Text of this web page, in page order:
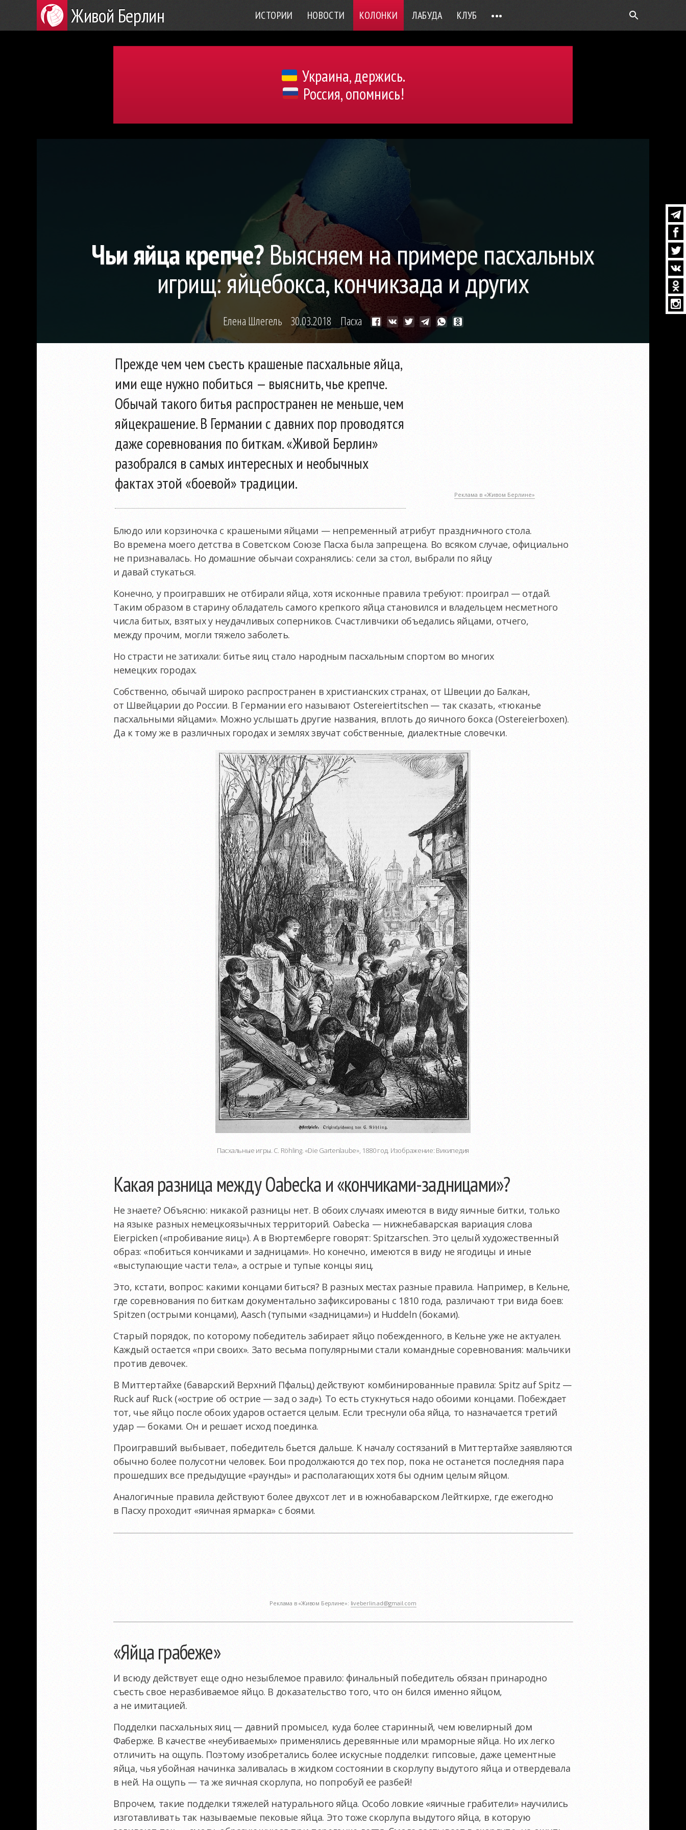
Живой Берлин ИСТОРИИ НОВОСТИ КОЛОНКИ ЛАБУДА КЛУБ •••
Украина, держись.
Россия, опомнись!
Чьи яйца крепче?Выясняем на примере пасхальных
игрищ: яйцебокса, кончикзада и других
Елена Шлегель 30.03.2018 Пасха
Прежде чем чем съесть крашеные пасхальные яйца,
ими еще нужно побиться — выяснить, чье крепче.
Обычай такого битья распространен не меньше, чем
яйцекрашение. В Германии с давних пор проводятся
даже соревнования по биткам. «Живой Берлин»
разобрался в самых интересных и необычных
фактах этой «боевой» традиции.
Реклама в «Живом Берлине»
Блюдо или корзиночка с крашеными яйцами — непременный атрибут праздничного стола.
Во времена моего детства в Советском Союзе Пасха была запрещена. Во всяком случае, официально
не признавалась. Но домашние обычаи сохранялись: сели за стол, выбрали по яйцу
и давай стукаться.
Конечно, у проигравших не отбирали яйца, хотя исконные правила требуют: проиграл — отдай.
Таким образом в старину обладатель самого крепкого яйца становился и владельцем несметного
числа битых, взятых у неудачливых соперников. Счастливчики объедались яйцами, отчего,
между прочим, могли тяжело заболеть.
Но страсти не затихали: битье яиц стало народным пасхальным спортом во многих
немецких городах.
Собственно, обычай широко распространен в христианских странах, от Швеции до Балкан,
от Швейцарии до России. В Германии его называют Ostereiertitschen — так сказать, «тюканье
пасхальными яйцами». Можно услышать другие названия, вплоть до яичного бокса (Ostereierboxen).
Да к тому же в различных городах и землях звучат собственные, диалектные словечки.
Пасхальные игры. C. Röhling. «Die Gartenlaube», 1880 год. Изображение: Википедия
Какая разница между Oabecka и «кончиками-задницами»?
Не знаете? Объясню: никакой разницы нет. В обоих случаях имеются в виду яичные битки, только
на языке разных немецкоязычных территорий. Oabecka — нижнебаварская вариация слова
Eierpicken («пробивание яиц»). А в Вюртемберге говорят: Spitzarschen. Это целый художественный
образ: «побиться кончиками и задницами». Но конечно, имеются в виду не ягодицы и иные
«выступающие части тела», а острые и тупые концы яиц.
Это, кстати, вопрос: какими концами биться? В разных местах разные правила. Например, в Кельне,
где соревнования по биткам документально зафиксированы с 1810 года, различают три вида боев:
Spitzen (острыми концами), Aasch (тупыми «задницами») и Huddeln (боками).
Старый порядок, по которому победитель забирает яйцо побежденного, в Кельне уже не актуален.
Каждый остается «при своих». Зато весьма популярными стали командные соревнования: мальчики
против девочек.
В Миттертайхе (баварский Верхний Пфальц) действуют комбинированные правила: Spitz auf Spitz —
Ruck auf Ruck («острие об острие — зад о зад»). То есть стукнуться надо обоими концами. Побеждает
тот, чье яйцо после обоих ударов остается целым. Если треснули оба яйца, то назначается третий
удар — боками. Он и решает исход поединка.
Проигравший выбывает, победитель бьется дальше. К началу состязаний в Миттертайхе заявляются
обычно более полусотни человек. Бои продолжаются до тех пор, пока не останется последняя пара
прошедших все предыдущие «раунды» и располагающих хотя бы одним целым яйцом.
Аналогичные правила действуют более двухсот лет и в южнобаварском Лейткирхе, где ежегодно
в Пасху проходит «яичная ярмарка» с боями.
Реклама в «Живом Берлине»: liveberlin.ad@gmail.com
«Яйца грабеже»
И всюду действует еще одно незыблемое правило: финальный победитель обязан принародно
съесть свое неразбиваемое яйцо. В доказательство того, что он бился именно яйцом,
а не имитацией.
Подделки пасхальных яиц — давний промысел, куда более старинный, чем ювелирный дом
Фаберже. В качестве «неубиваемых» применялись деревянные или мраморные яйца. Но их легко
отличить на ощупь. Поэтому изобретались более искусные подделки: гипсовые, даже цементные
яйца, чья убойная начинка заливалась в жидком состоянии в скорлупу выдутого яйца и отвердевала
в ней. На ощупь — та же яичная скорлупа, но попробуй ее разбей!
Впрочем, такие подделки тяжелей натурального яйца. Особо ловкие «яичные грабители» научились
изготавливать так называемые пековые яйца. Это тоже скорлупа выдутого яйца, в которую